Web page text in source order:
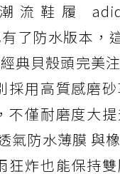
4. ASICS
隱形貼合科技，
5. Salomon XT-6
鞋王！防滑、防水與
6. HOKA Stinson
GORE-TEX 防水與
流鞋履
了防水版本，
典貝殼頭完美
採用高質感磨
不僅耐磨度大
氣防水薄膜 與
狂炸也能保持雙